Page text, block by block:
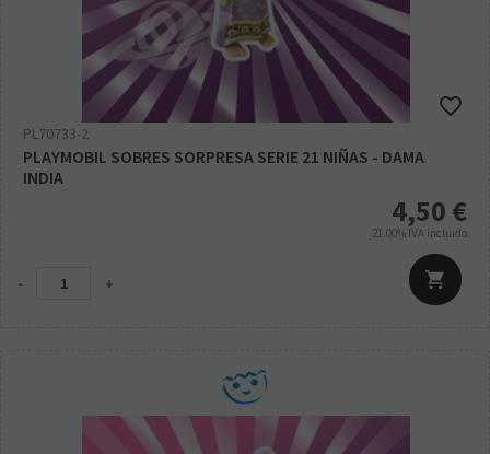
PL70733-2
PLAYMOBIL SOBRES SORPRESA SERIE 21 NIÑAS - DAMA
INDIA
4,50 €
21.00% IVA incluido
- +